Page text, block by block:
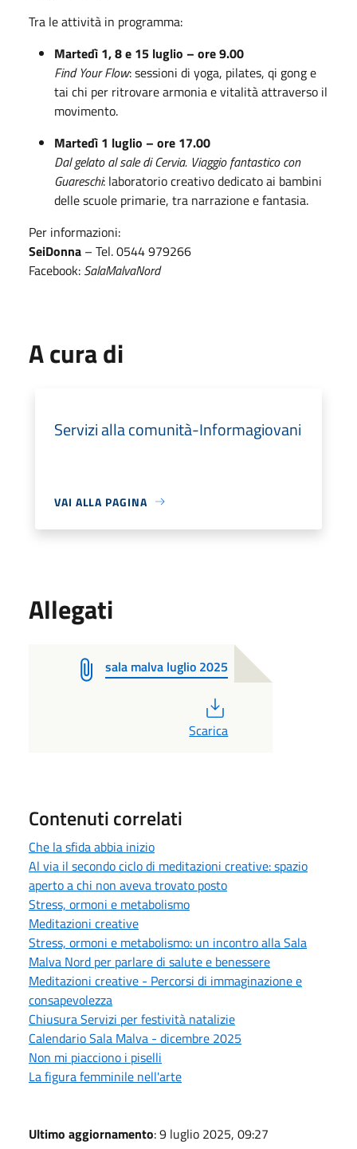
Tra le attività in programma:
Martedì 1, 8 e 15 luglio – ore 9.00
Find Your Flow: sessioni di yoga, pilates, qi gong e
tai chi per ritrovare armonia e vitalità attraverso il
movimento.
Martedì 1 luglio – ore 17.00
Dal gelato al sale di Cervia. Viaggio fantastico con
Guareschi: laboratorio creativo dedicato ai bambini
delle scuole primarie, tra narrazione e fantasia.
Per informazioni:
SeiDonna – Tel. 0544 979266
Facebook: SalaMalvaNord
A cura di
Servizi alla comunità-Informagiovani
VAI ALLA PAGINA
Allegati
sala malva luglio 2025
Scarica
Contenuti correlati
Che la sfida abbia inizio
Al via il secondo ciclo di meditazioni creative: spazio
aperto a chi non aveva trovato posto
Stress, ormoni e metabolismo
Meditazioni creative
Stress, ormoni e metabolismo: un incontro alla Sala
Malva Nord per parlare di salute e benessere
Meditazioni creative - Percorsi di immaginazione e
consapevolezza
Chiusura Servizi per festività natalizie
Calendario Sala Malva - dicembre 2025
Non mi piacciono i piselli
La figura femminile nell'arte
Ultimo aggiornamento: 9 luglio 2025, 09:27